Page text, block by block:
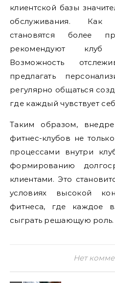
клиентской базы
обслуживания. Как
становятся более
рекомендуют
Возможность
предлагать
регулярно общаться
где каждый чувствует
Таким образом,
фитнес-клубов не
процессами внутри
формированию
клиентами. Это
условиях высокой
фитнеса, где каждое
сыграть решающую роль.
Нет